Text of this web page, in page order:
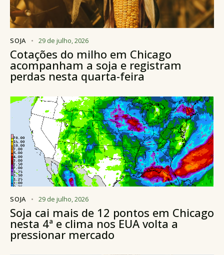
SOJA 29 de julho, 2026
Cotações do milho em Chicago
acompanham a soja e registram
perdas nesta quarta-feira
SOJA 29 de julho, 2026
Soja cai mais de 12 pontos em Chicago
nesta 4ª e clima nos EUA volta a
pressionar mercado